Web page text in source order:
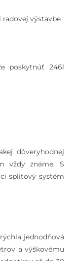
radovej výstavbe
poskytnúť 246l
dôveryhodnej
vždy známe. S
splitový systém
jednodňová
a výškovému